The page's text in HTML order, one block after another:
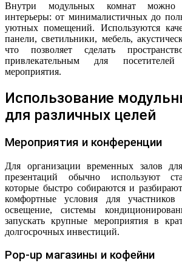
Внутри модульных комнат можно
интерьеры: от минималистичных до
уютных помещений. Используются
панели, светильники, мебель,
что позволяет сделать
привлекательным для
мероприятия.
Использование
для различных целей
Мероприятия и конференции
Для организации временных залов
презентаций обычно используют
которые быстро собираются и
комфортные условия для
освещение, системы
запускать крупные мероприятия в
долгосрочных инвестиций.
Pop-up магазины и кофейни